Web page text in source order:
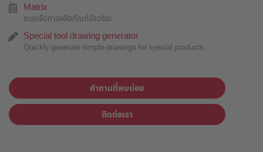
Matrix
ระบบจัดการผลิตภัณฑ์อัจฉริยะ
Special tool drawing generator
Quickly generate simple drawings for special products.
คำถามที่พบบ่อย
ติดต่อเรา